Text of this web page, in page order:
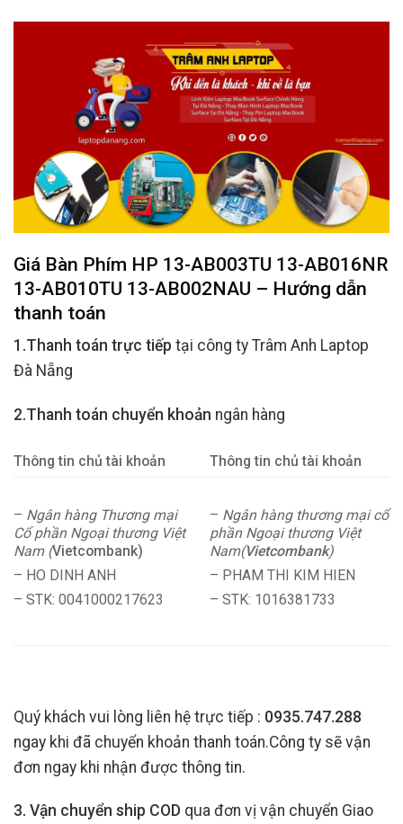
Giá Bàn Phím HP 13-AB003TU 13-AB016NR
13-AB010TU 13-AB002NAU – Hướng dẫn
thanh toán
1.Thanh toán trực tiếp tại công ty Trâm Anh Laptop
Đà Nẵng
2.Thanh toán chuyển khoản ngân hàng
Thông tin chủ tài khoản Thông tin chủ tài khoản
– Ngân hàng Thương mại
Cổ phần Ngoại thương Việt
Nam (Vietcombank)
– HO DINH ANH
– STK: 0041000217623
– Ngân hàng thương mại cổ
phần Ngoại thương Việt
Nam(Vietcombank)
– PHAM THI KIM HIEN
– STK: 1016381733
Quý khách vui lòng liên hệ trực tiếp : 0935.747.288
ngay khi đã chuyển khoản thanh toán.Công ty sẽ vận
đơn ngay khi nhận được thông tin.
3. Vận chuyển ship COD qua đơn vị vận chuyển Giao